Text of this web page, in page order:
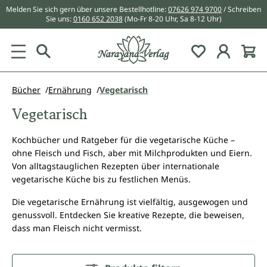
springen
Melden Sie sich gern über unsere Bestellhotline:07626 974 9700/ Schreiben
Sie uns:0160 652 2038 (Mo-Fr 8-20 Uhr, Sa 8-12 Uhr)
Du hast 0
Bücher Ernährung Vegetarisch
Vegetarisch
Kochbücher und Ratgeber für die vegetarische Küche –
ohne Fleisch und Fisch, aber mit Milchprodukten und Eiern.
Von alltagstauglichen Rezepten über internationale
vegetarische Küche bis zu festlichen Menüs.
Die vegetarische Ernährung ist vielfältig, ausgewogen und
genussvoll. Entdecken Sie kreative Rezepte, die beweisen,
dass man Fleisch nicht vermisst.